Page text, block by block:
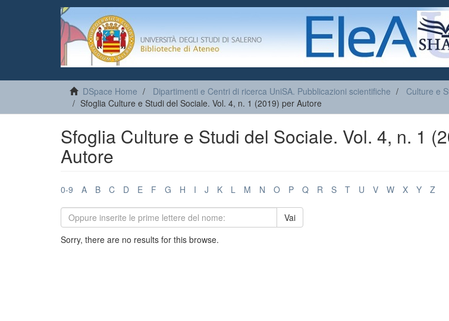
DSpace Home Dipartimenti e Centri di ricerca UniSA. Pubblicazioni scientifiche Culture e
Sfoglia Culture e Studi del Sociale. Vol. 4, n. 1 (2019) per Autore
Sfoglia Culture e Studi del Sociale. Vol. 4, n. 1
Autore
0-9 A B C D E F G H I J K L M N O P Q R S T U V W X Y Z
Vai
Sorry, there are no results for this browse.